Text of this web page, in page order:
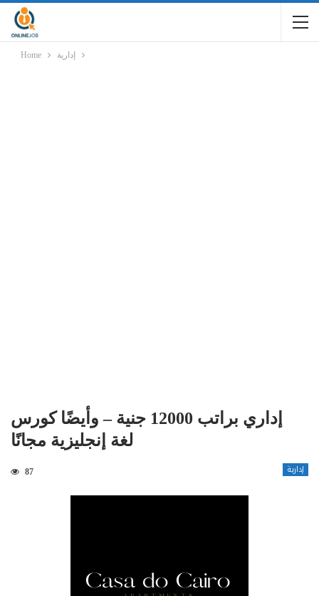
Home إدارية
إداري براتب 12000 جنية – وأيضًا كورس
لغة إنجليزية مجانًا
إدارية 87